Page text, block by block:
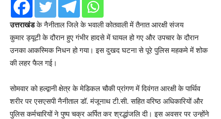
उत्तराखंडके नैनीताल जिले के भवाली कोतवाली में तैनात आरक्षी संजय
कुमार ड्यूटी के दौरान हुए गंभीर हादसे में घायल हो गए और उपचार के दौरान
उनका आकस्मिक निधन हो गया। इस दुखद घटना से पूरे पुलिस महकमे में शोक
की लहर फैल गई।
सोमवार को हल्द्वानी क्षेत्र के मेडिकल चौकी प्रांगण में दिवंगत आरक्षी के पार्थिव
शरीर पर एसएसपी नैनीताल डॉ. मंजूनाथ टी.सी. सहित वरिष्ठ अधिकारियों और
पुलिस कर्मचारियों ने पुष्प चक्र अर्पित कर श्रद्धांजलि दी। इस अवसर पर उन्होंने